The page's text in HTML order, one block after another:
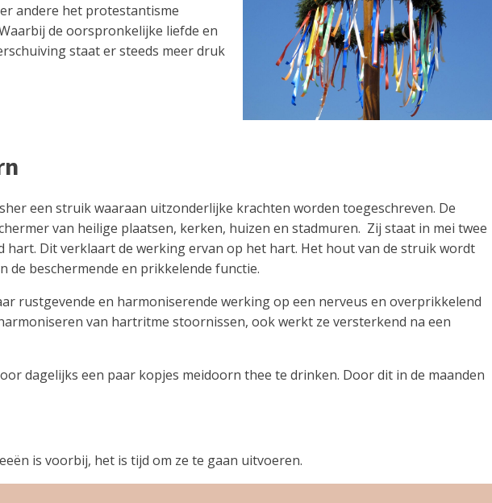
andere het protestantisme
de oorspronkelijke liefde en
staat er steeds meer druk
een struik waaraan uitzonderlijke krachten worden toegeschreven. De
van heilige plaatsen, kerken, huizen en stadmuren. Zij staat in mei twee
Dit verklaart de werking ervan op het hart. Het hout van de struik wordt
de beschermende en prikkelende functie.
rustgevende en harmoniserende werking op een nerveus en overprikkelend
van hartritme stoornissen, ook werkt ze versterkend na een
dagelijks een paar kopjes meidoorn thee te drinken. Door dit in de maanden
is voorbij, het is tijd om ze te gaan uitvoeren.